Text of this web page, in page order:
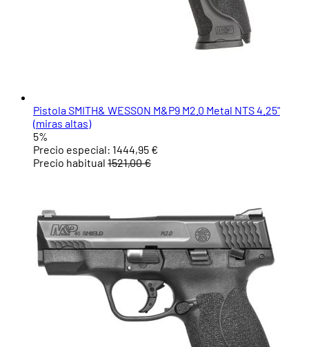
Pistola SMITH& WESSON M&P9 M2.0 Metal NTS 4.25"
(miras altas)
5%
Precio especial: 1444,95 €
Precio habitual 1521,00 €